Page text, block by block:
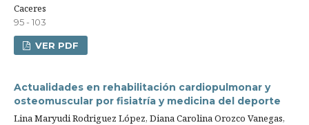
Caceres
95 - 103
VER PDF
Actualidades en rehabilitación cardiopulmonar y
osteomuscular por fisiatría y medicina del deporte
Lina Maryudi Rodriguez López, Diana Carolina Orozco Vanegas,